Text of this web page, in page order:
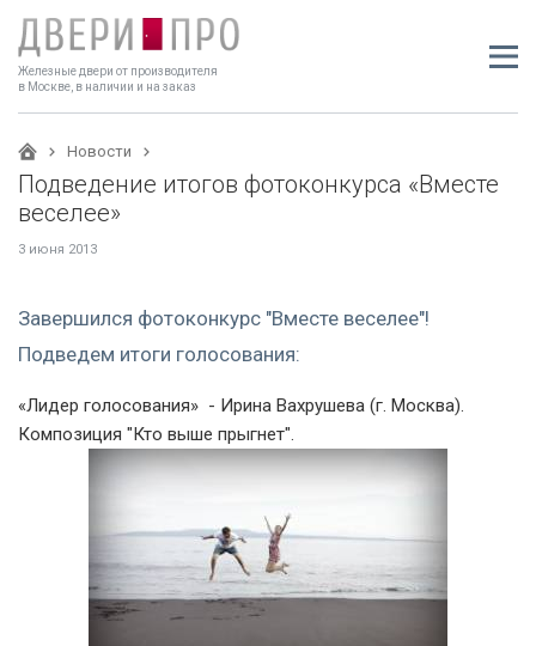
Железные двери от производителя
в Москве, в наличии и на заказ
Новости
Подведение итогов фотоконкурса «Вместе
веселее»
3 июня 2013
Завершился фотоконкурс "Вместе веселее"!
Подведем итоги голосования:
«Лидер голосования» - Ирина Вахрушева (г. Москва).
Композиция "Кто выше прыгнет".